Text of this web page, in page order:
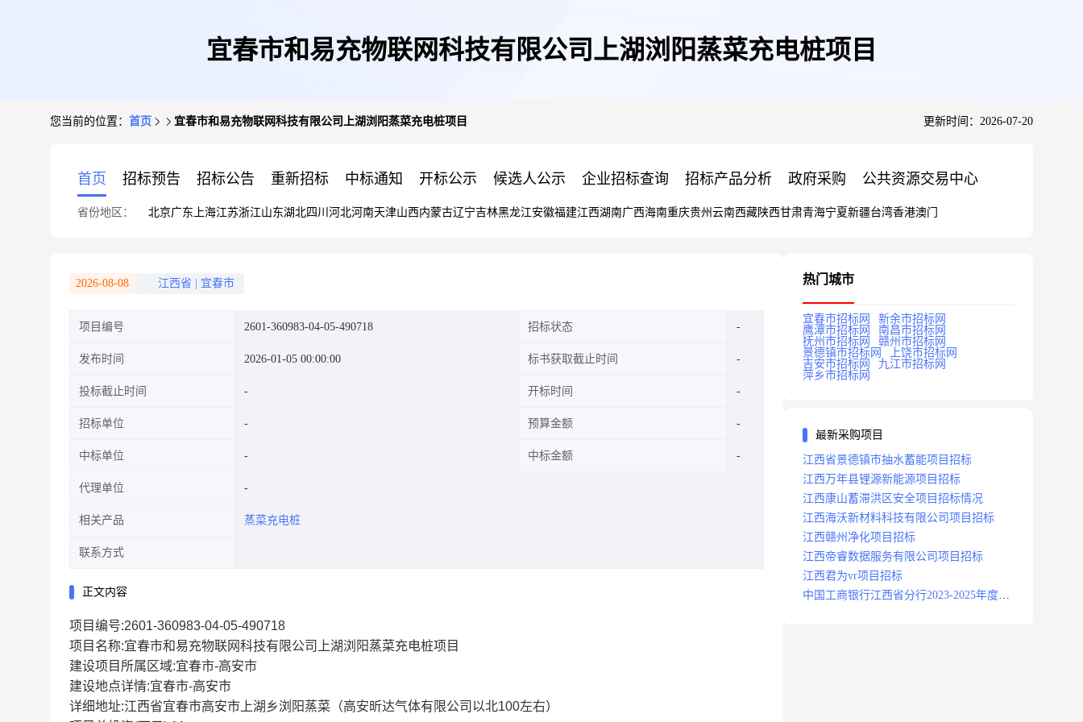
宜春市和易充物联网科技有限公司上湖浏阳蒸菜充电桩项目
您当前的位置： 首页 宜春市和易充物联网科技有限公司上湖浏阳蒸菜充电桩项目 更新时间：2026-07-20
首页 招标预告 招标公告 重新招标 中标通知 开标公示 候选人公示 企业招标查询 招标产品分析 政府采购 公共资源交易中心
省份地区： 北京广东 上海江苏浙江山东湖北四川 河北河南天津山西内蒙古辽宁吉林黑龙江安徽福建江西湖南广西海南重庆贵州 云南西藏陕西甘肃青海宁夏新疆台湾香港澳门
2026-08-08 江西省 宜春市
项目编号 2601-360983-04-05-490718 招标状态
发布时间 2026-01-05 00:00:00 标书获取截止时间
投标截止时间 开标时间
招标单位 预算金额
中标单位 中标金额
代理单位
相关产品 蒸菜充电桩
联系方式
正文内容
项目编号:2601-360983-04-05-490718
项目名称:宜春市和易充物联网科技有限公司上湖浏阳蒸菜充电桩项目
建设项目所属区域:宜春市-高安市
建设地点详情:宜春市-高安市
详细地址:江西省宜春市高安市上湖乡浏阳蒸菜（高安昕达气体有限公司以北100左右）
热门城市
宜春市招标网
新余市招标网
鹰潭市招标网
南昌市招标网
抚州市招标网
赣州市招标网
景德镇市招标网
上饶市招标网
吉安市招标网
九江市招标网
萍乡市招标网
最新采购项目
江西省景德镇市抽水蓄能项目招标
江西万年县锂源新能源项目招标
江西康山蓄滞洪区安全项目招标情况
江西海沃新材料科技有限公司项目招标
江西赣州净化项目招标
江西帝睿数据服务有限公司项目招标
江西君为vr项目招标
中国工商银行江西省分行2023-2025年度补